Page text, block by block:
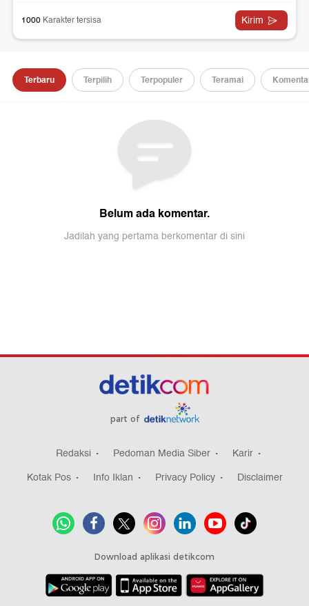
part of
Redaksi Pedoman Media Siber
Karir
Kotak Pos
Info Iklan Privacy Policy Disclaimer
Download aplikasi detikcom